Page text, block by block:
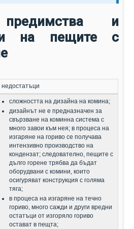
и
на пещите с
недостатъци
сложността на дизайна на комина;
дизайнът не е предназначен за
свързване на коминна система с
много завои към нея; в процеса на
изгаряне на гориво се получава
интензивно производство на
кондензат; следователно, пещите с
дълго горене трябва да бъдат
оборудвани с комини, които
осигуряват конструкция с голяма
тяга;
в процеса на изгаряне на течно
гориво, много сажди и други вредни
остатъци от изгоряло гориво
остават в пещта;